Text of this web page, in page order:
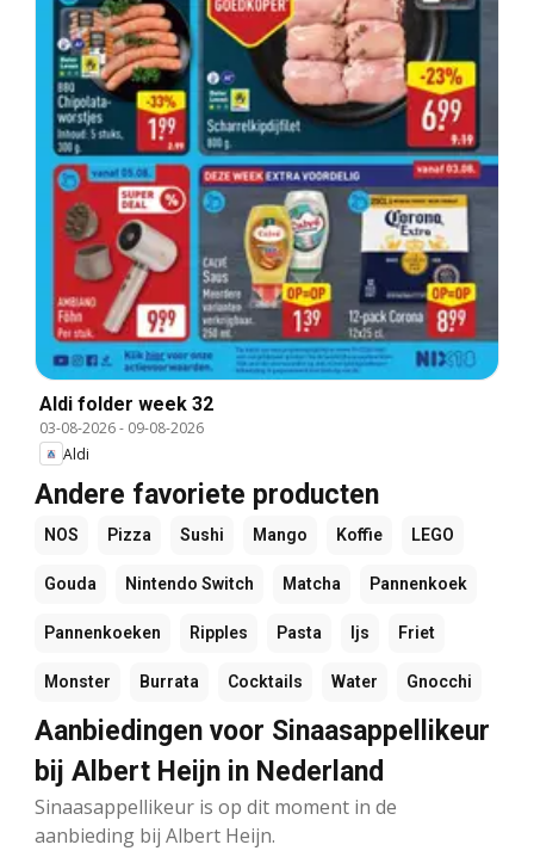
Aldi folder week 32
03-08-2026- 09-08-2026
Aldi
Andere favoriete producten
NOS Pizza Sushi Mango Koffie LEGO
Gouda Nintendo Switch Matcha Pannenkoek
Pannenkoeken Ripples Pasta Ijs Friet
Monster Burrata Cocktails Water Gnocchi
Aanbiedingen voor Sinaasappellikeur
bij Albert Heijn in Nederland
Sinaasappellikeur is op dit moment in de
aanbieding bij Albert Heijn.